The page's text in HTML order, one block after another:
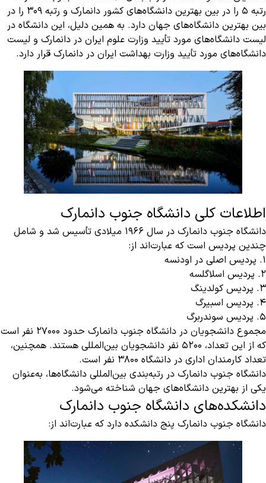
رتبه ۵ را در بین بهترین دانشگاه‌های کشور دانمارک و رتبه ۳۰۹ را در
بین بهترین دانشگاه‌های جهان دارد. به همین دلیل، این دانشگاه در
لیست دانشگاه‌های مورد تأیید وزارت علوم ایران در دانمارک و لیست
دانشگاه‌های مورد تأیید وزارت بهداشت ایران در دانمارک قرار دارد.
اطلاعات کلی دانشگاه جنوب دانمارک
دانشگاه جنوب دانمارک در سال ۱۹۶۶ میلادی تأسیس شد و شامل
چندین پردیس است که عبارت‌اند از:
1. پردیس اصلی در اودنسه
2. پردیس اسلاگلسه
3. پردیس کولدینگ
4. پردیس اسبیرگ
5. پردیس سوندربرگ
مجموع دانشجویان در دانشگاه جنوب دانمارک حدود ۲۷۰۰۰ نفر است
که از این تعداد، ۵۲۰۰ نفر دانشجویان بین‌المللی هستند. همچنین،
تعداد کارمندان اداری در دانشگاه ۳۸۰۰ نفر است.
دانشگاه جنوب دانمارک در رتبه‌بندی بین‌المللی دانشگاه‌ها، به‌عنوان
یکی از بهترین دانشگاه‌های جهان شناخته می‌شود.
دانشکده‌های دانشگاه جنوب دانمارک
دانشگاه جنوب دانمارک پنج دانشکده دارد که عبارت‌اند از: